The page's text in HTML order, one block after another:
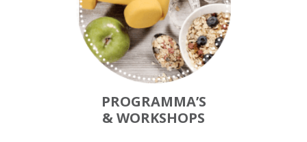
PROGRAMMA’S
& WORKSHOPS